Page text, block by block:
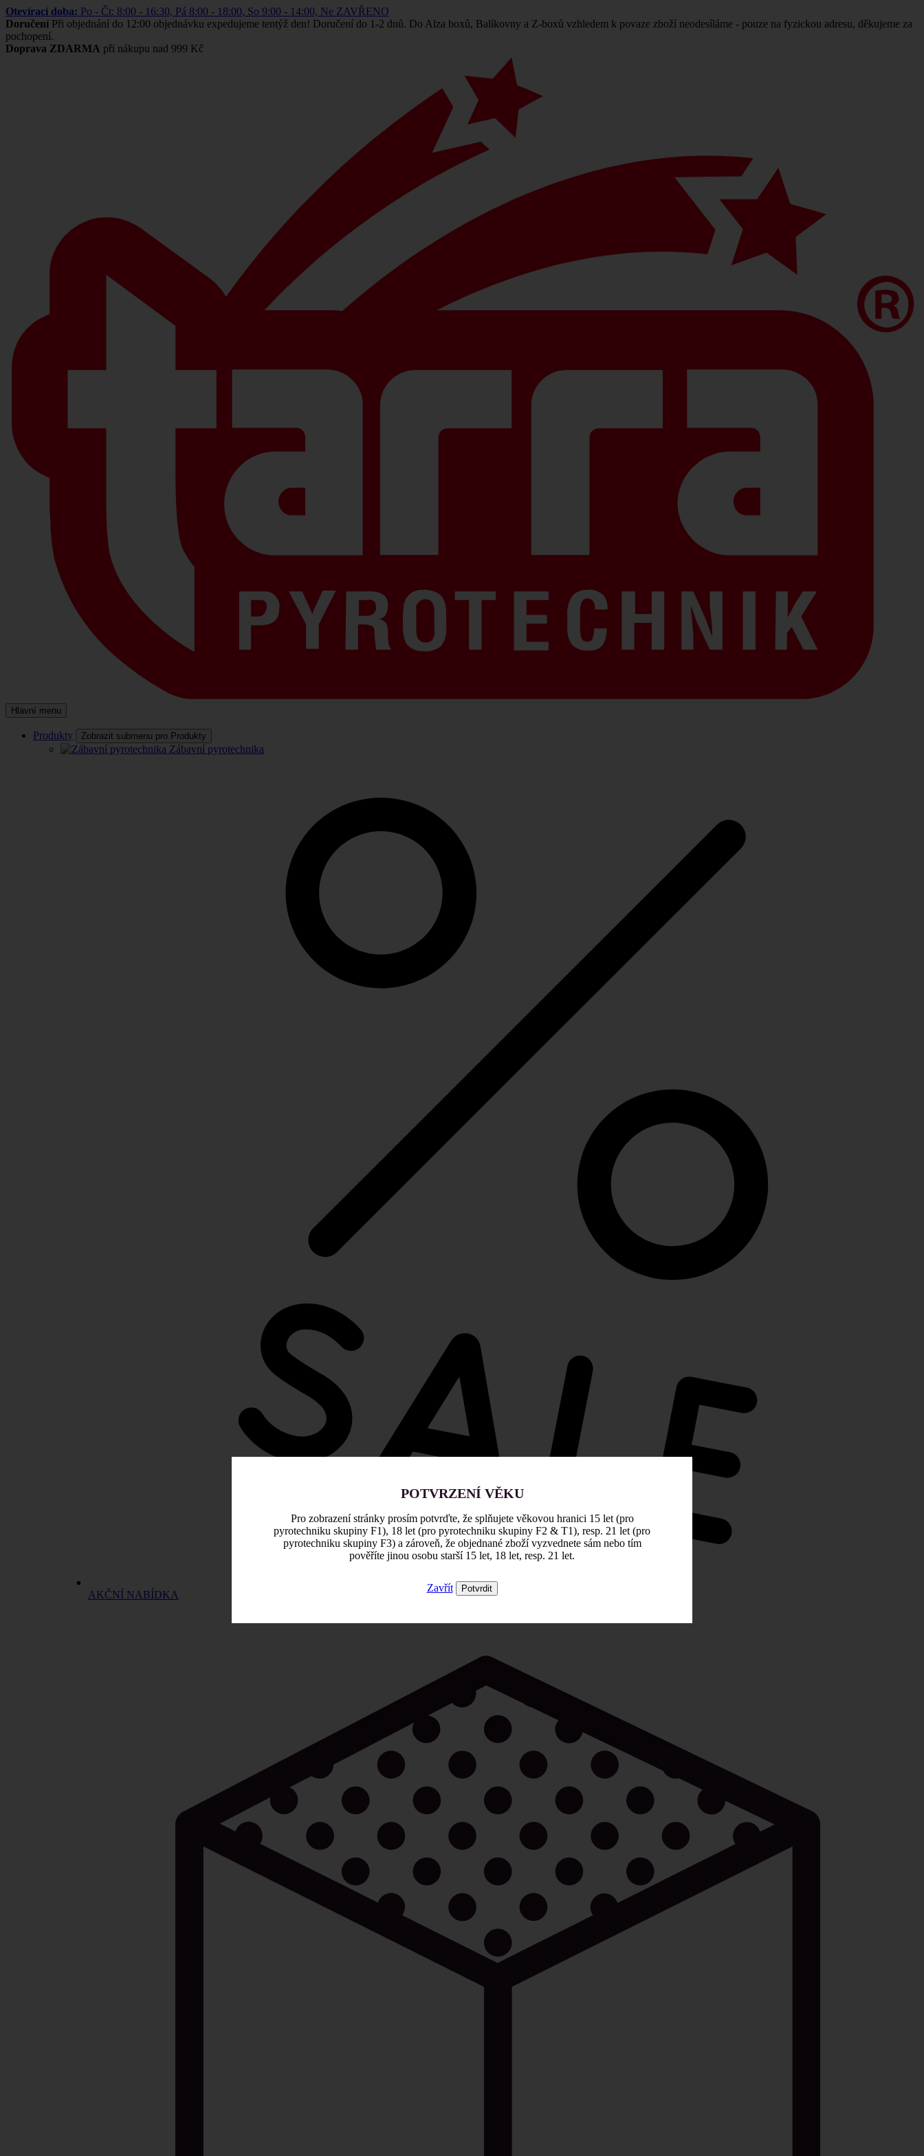
Otevírací doba: Po - Čt: 8:00 - 16:30, Pá 8:00 - 18:00, So 9:00 - 14:00, Ne ZAVŘENO
Doručení Při objednání do 12:00 objednávku expedujeme tentýž den! Doručení do 1-2 dnů. Do Alza boxů, Balíkovny a Z-boxů vzhledem k povaze zboží neodesíláme - pouze na fyzickou adresu, děkujeme za
pochopení.
Doprava ZDARMA při nákupu nad 999 Kč
Hlavní menu
Produkty Zobrazit submenu pro Produkty
Zábavní pyrotechnika
AKČNÍ NABÍDKA
POTVRZENÍ VĚKU
Pro zobrazení stránky prosím potvrďte, že splňujete věkovou hranici 15 let (pro
pyrotechniku skupiny F1), 18 let (pro pyrotechniku skupiny F2 & T1), resp. 21 let (pro
pyrotechniku skupiny F3) a zároveň, že objednané zboží vyzvednete sám nebo tím
pověříte jinou osobu starší 15 let, 18 let, resp. 21 let.
Zavřít Potvrdit